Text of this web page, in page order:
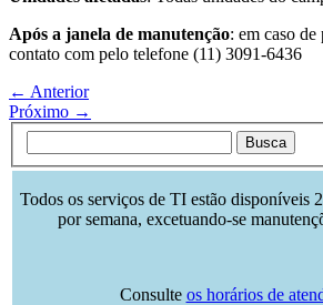
Após a janela de manutenção: em caso
contato com pelo telefone (11) 3091-6436
← Anterior
Próximo →
Todos os serviços de TI estão disponíveis
por semana, excetuando-se
Consulte os horários de